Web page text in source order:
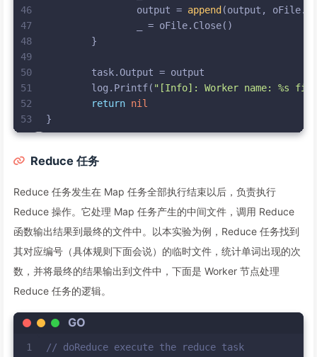
46
47
48
49
50
51
52
53
		output =
append(output,
		_ = oFile.Close()
	}
	task.Output = output
	log.Printf(
"[Info]: Worker name: %s
return nil
}
Reduce 任务
Reduce 任务发生在 Map 任务全部执行结束以后，负责执行
Reduce 操作。它处理 Map 任务产生的中间文件，调用 Reduce
函数输出结果到最终的文件中。以本实验为例，Reduce 任务找到
其对应编号（具体规则下面会说）的临时文件，统计单词出现的次
数，并将最终的结果输出到文件中，下面是 Worker 节点处理
Reduce 任务的逻辑。
GO
1
// doReduce execute the reduce task